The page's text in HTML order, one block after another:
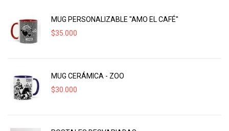
MUG PERSONALIZABLE "AMO EL CAFÉ"
$35.000
MUG CERÁMICA - ZOO
$30.000